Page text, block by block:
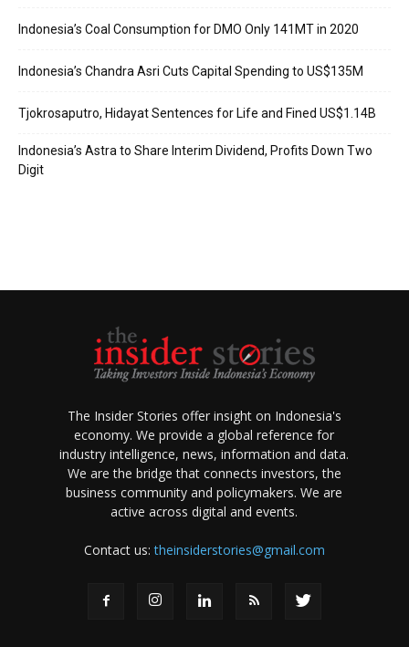
Indonesia’s Coal Consumption for DMO Only 141MT in 2020
Indonesia’s Chandra Asri Cuts Capital Spending to US$135M
Tjokrosaputro, Hidayat Sentences for Life and Fined US$1.14B
Indonesia’s Astra to Share Interim Dividend, Profits Down Two
Digit
The Insider Stories offer insight on Indonesia's
economy. We provide a global reference for
industry intelligence, news, information and data.
We are the bridge that connects investors, the
business community and policymakers. We are
active across digital and events.
Contact us:theinsiderstories@gmail.com